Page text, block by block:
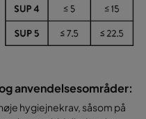
anvendelsesområder:
hygiejnekrav, såsom på